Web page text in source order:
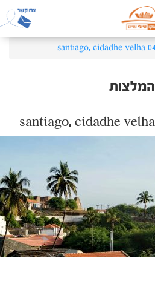
santiago, cidadhe velha
santiago, cidadhe